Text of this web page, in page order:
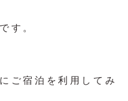
す。
ご宿泊を利用してみ